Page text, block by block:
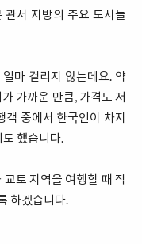
관서 지방의 주요 도시들
마 걸리지 않는데요. 약
가까운 만큼, 가격도 저
중에서 한국인이 차지
했습니다.
토 지역을 여행할 때 작
하겠습니다.